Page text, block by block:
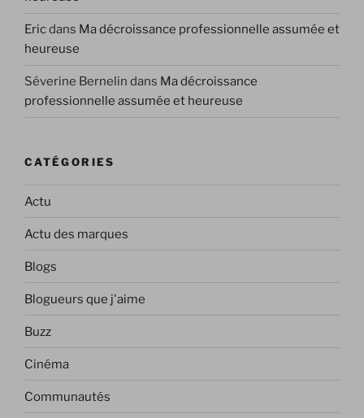
Ericdans Ma décroissance professionnelle assumée et
heureuse
Séverine Bernelin dans Ma décroissance
professionnelle assumée et heureuse
CATÉGORIES
Actu
Actu des marques
Blogs
Blogueurs que j'aime
Buzz
Cinéma
Communautés